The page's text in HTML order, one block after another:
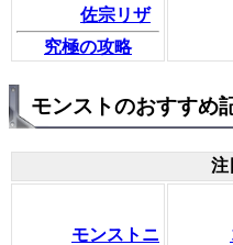
佐宗リザ
究極の攻略
モンストのおすすめ
注
モンストニ